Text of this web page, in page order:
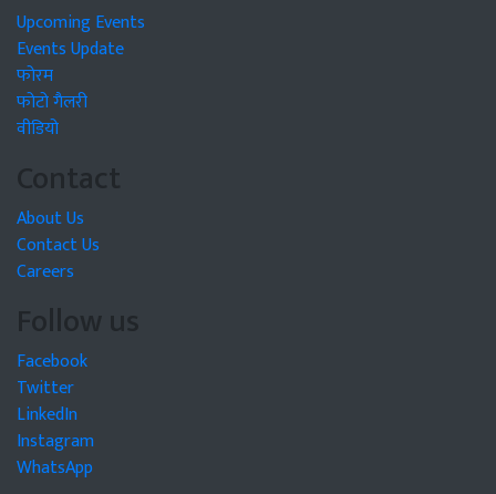
Upcoming Events
Events Update
फोरम
फोटो गैलरी
वीडियो
Contact
About Us
Contact Us
Careers
Follow us
Facebook
Twitter
LinkedIn
Instagram
WhatsApp